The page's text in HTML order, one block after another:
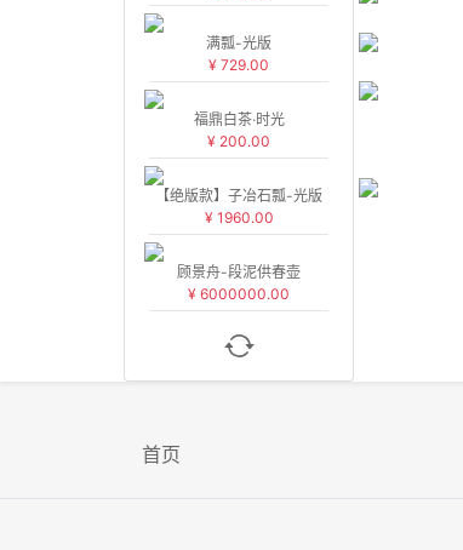
满瓢-光版
¥ 729.00
福鼎白茶·时光
¥ 200.00
【绝版款】子冶石瓢-光版
¥ 1960.00
顾景舟-段泥供春壶
¥ 6000000.00